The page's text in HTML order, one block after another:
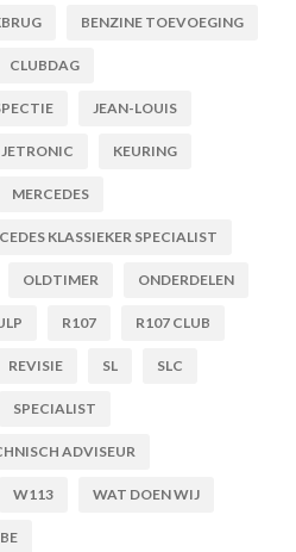
BENZINE TOEVOEGING
CLUBDAG
JEAN-LOUIS
JETRONIC KEURING
MERCEDES
KLASSIEKER SPECIALIST
OLDTIMER ONDERDELEN
R107 R107 CLUB
REVISIE SL SLC
SPECIALIST
ADVISEUR
W113 WAT DOEN WIJ